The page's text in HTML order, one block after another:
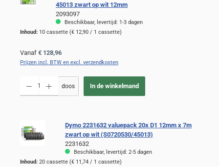
45013 zwart op wit 12mm
2093097
Beschikbaar, levertijd: 1-3 dagen
Inhoud: 10 cassette (€ 12,90 / 1 cassette)
Normale prijs:
Vanaf € 128,96
Prijzen incl. BTW en excl. verzendkosten
doos In de winkelmand
Dymo 2231632 valuepack 20x D1 12mm x 7m
zwart op wit (S0720530/45013)
2231632
Beschikbaar, levertijd: 2-5 dagen
Inhoud: 20 cassette (€ 11,74 / 1 cassette)